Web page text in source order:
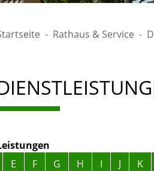
Rathaus & Service
Alphabetisches Register
E F G H I J K